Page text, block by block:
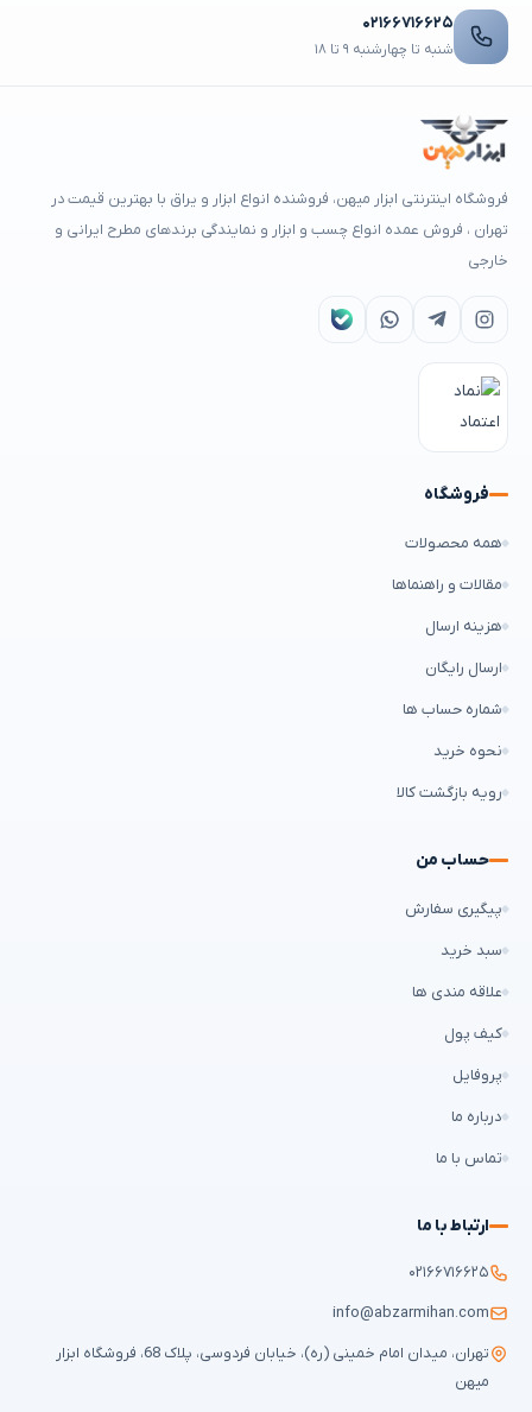
۰۲۱۶۶۷۱۶۶۲۵
شنبه تا چهارشنبه ۹ تا ۱۸
فروشگاه اینترنتی ابزار میهن، فروشنده انواع ابزار و یراق با بهترین قیمت در
تهران ، فروش عمده انواع چسب و ابزار و نمایندگی برندهای مطرح ایرانی و
خارجی
فروشگاه
همه محصولات
مقالات و راهنماها
هزینه ارسال
ارسال رایگان
شماره حساب ها
نحوه خرید
رویه بازگشت کالا
حساب من
پیگیری سفارش
سبد خرید
علاقه مندی ها
کیف پول
پروفایل
درباره ما
تماس با ما
ارتباط با ما
۰۲۱۶۶۷۱۶۶۲۵
info@abzarmihan.com
تهران، میدان امام خمینی (ره)، خیابان فردوسی، پلاک 68، فروشگاه ابزار
میهن